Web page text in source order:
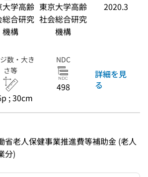
大学高齢
総合研究
機構
東京大学高齢
社会総合研究
機構
2020.3
数・大き
さ等
; 30cm
NDC
498
詳細を見
る
省老人保健事業推進費等補助金 (老人
分)